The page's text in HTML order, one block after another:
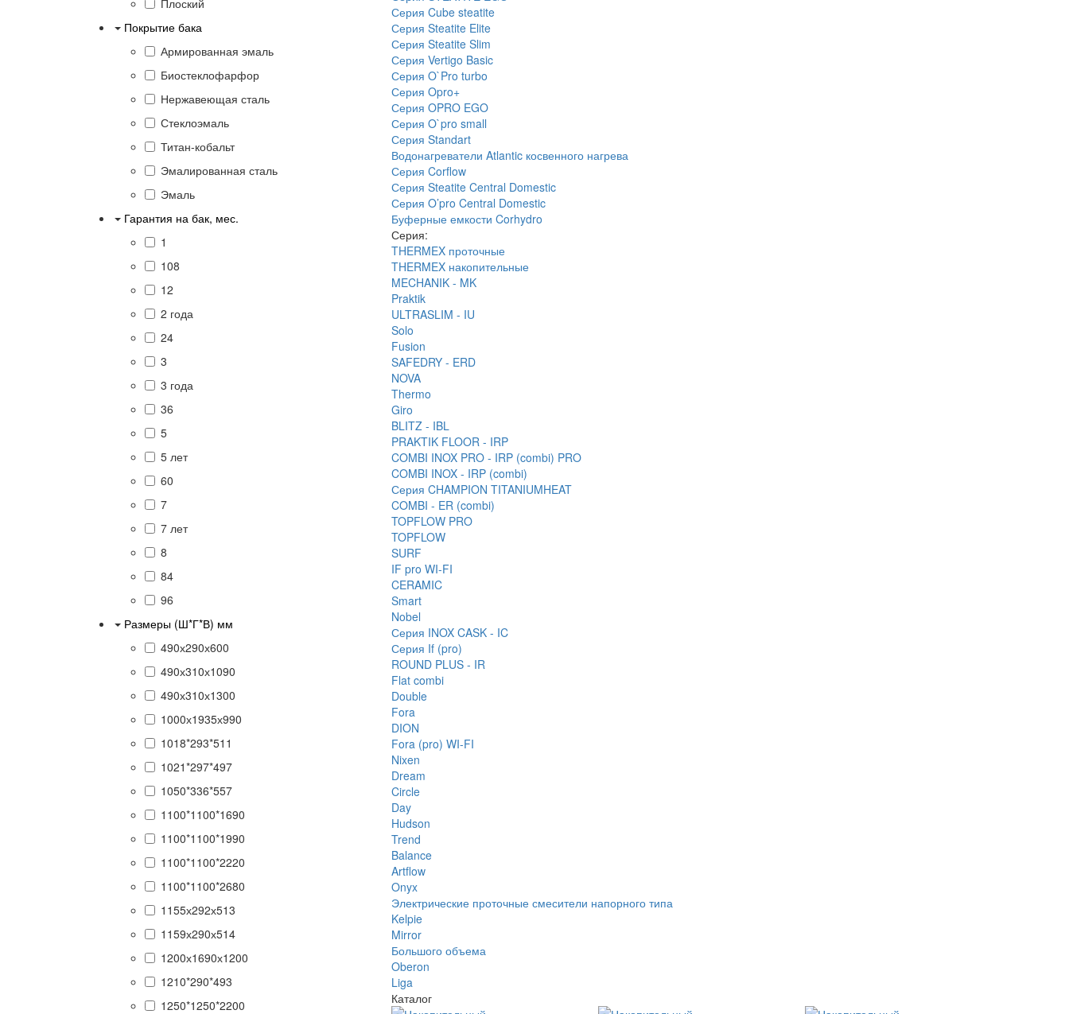
Покрытие бака
Армированная эмаль
Биостеклофарфор
Нержавеющая сталь
Стеклоэмаль
Титан-кобальт
Эмалированная сталь
Эмаль
Гарантия на бак, мес.
1
108
12
2 года
24
3
3 года
36
5
5 лет
60
7
7 лет
8
84
96
Размеры (Ш*Г*В) мм
490х290х600
490х310х1090
490х310х1300
1000х1935х990
1018*293*511
1021*297*497
1050*336*557
1100*1100*1690
1100*1100*1990
1100*1100*2220
1100*1100*2680
1155х292х513
1159х290х514
1200х1690х1200
1210*290*493
1250*1250*2200
Серия Cube steatite
Серия Steatite Elite
Серия Steatite Slim
Серия Vertigo Basic
Серия O`Pro turbo
Серия Opro+
Серия OPRO EGO
Серия O`pro small
Серия Standart
Водонагреватели Atlantic косвенного нагрева
Серия Corflow
Серия Steatite Central Domestic
Серия O’pro Central Domestic
Буферные емкости Corhydro
Серия:
THERMEX проточные
THERMEX накопительные
MECHANIK - MK
Praktik
ULTRASLIM - IU
Solo
Fusion
SAFEDRY - ERD
NOVA
Thermo
Giro
BLITZ - IBL
PRAKTIK FLOOR - IRP
COMBI INOX PRO - IRP (combi) PRO
COMBI INOX - IRP (combi)
Серия CHAMPION TITANIUMHEAT
COMBI - ER (combi)
TOPFLOW PRO
TOPFLOW
SURF
IF pro WI-FI
CERAMIC
Smart
Nobel
Серия INOX CASK - IC
Серия If (pro)
ROUND PLUS - IR
Flat combi
Double
Fora
DION
Fora (pro) WI-FI
Nixen
Dream
Circle
Day
Hudson
Trend
Balance
Artflow
Onyx
Электрические проточные смесители напорного типа
Kelpie
Mirror
Большого объема
Oberon
Liga
Каталог